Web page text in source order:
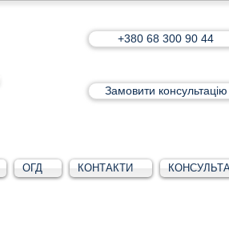
+380 68 300 90 44
Замовити консультацію
ОГД КОНТАКТИ